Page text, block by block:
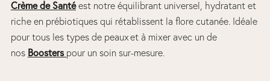
Crème de Santéest notre équilibrant universel, hydratant et
riche en prébiotiques qui rétablissent la flore cutanée. Idéale
pour tous les types de peaux et à mixer avec un de
nos Boosters pour un soin sur-mesure.